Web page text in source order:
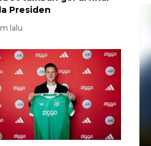
Presiden
lalu
Filaha Farm setia